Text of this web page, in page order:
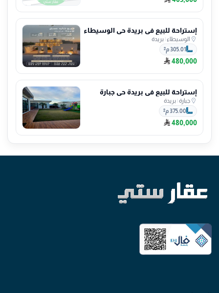
إستراحة للبيع في بريدة حي الوسيطاء
الوسيطاء | بريدة
305.01 م²
480,000
إستراحة للبيع في بريدة حي جبارة
جبارة| بريدة
375.00 م²
480,000